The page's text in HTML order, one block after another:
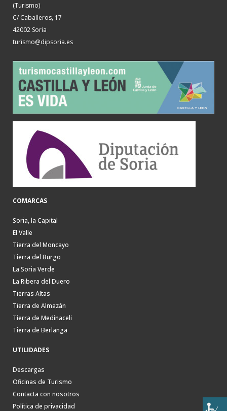
(Turismo)
C/ Caballeros, 17
42002 Soria
turismo@dipsoria.es
COMARCAS
Soria, la Capital
El Valle
Tierra del Moncayo
Tierra del Burgo
La Soria Verde
La Ribera del Duero
Tierras Altas
Tierra de Almazán
Tierra de Medinaceli
Tierra de Berlanga
UTILIDADES
Descargas
Oficinas de Turismo
Contacta con nosotros
Política de privacidad